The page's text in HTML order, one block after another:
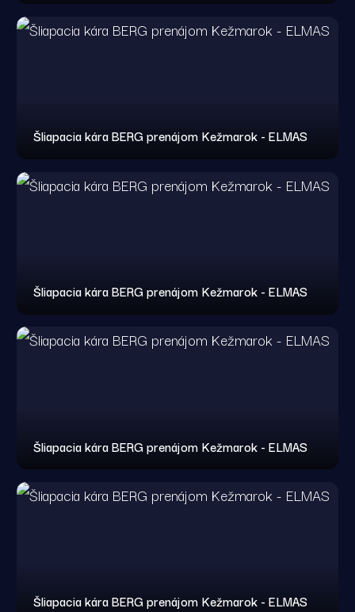
Šliapacia kára BERG prenájom Kežmarok - ELMAS
Šliapacia kára BERG prenájom Kežmarok - ELMAS
Šliapacia kára BERG prenájom Kežmarok - ELMAS
Šliapacia kára BERG prenájom Kežmarok - ELMAS